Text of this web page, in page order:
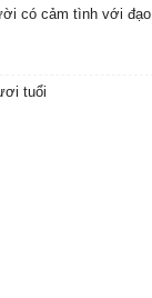
có cảm tình với đạo
tuổi